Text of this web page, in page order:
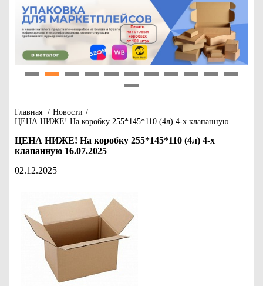
Главная / Новости /
ЦЕНА НИЖЕ! На коробку 255*145*110 (4л) 4-х клапанную
ЦЕНА НИЖЕ! На коробку 255*145*110 (4л) 4-х
клапанную 16.07.2025
02.12.2025